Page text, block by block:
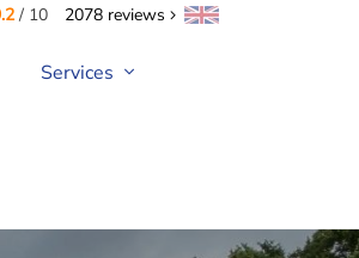
/ 10 2078 reviews
Services